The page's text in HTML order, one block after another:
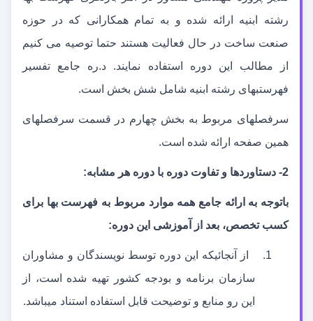
رشته ابنیه ارائه شده و به تمام همکارانی که در حوزه
صنعت ساخت در حال فعالیت هستند حتما توصیه می کنیم
از مطالب این دوره استفاده نمایند. د.ره جامع تفسیر
فهرستبهای رشته ابنیه شامل شش بخش است.
سرفصلهای مربوط به بخش چهارم در قسمت سرفصلهای
همین صفحه ارائه شده است.
باتوجه به ارائه جامع همه موارد مربوط به فهرست بها برای
کسب تخصص، بعد از آموزشی این دوره:
از آنجائیکه این دوره توسط نویسندگان و مشاوران
سازمان برنامه و بودجه کشور تهیه شده است، از
این رو منابع و توضیحت قابل استفاده استناد می باشد.